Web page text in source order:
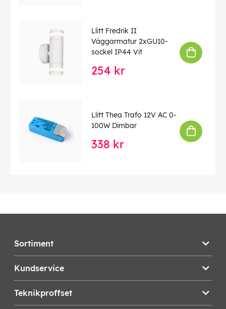
7330545500158
Llitt Fredrik II
Väggarmatur 2xGU10-
sockel IP44 Vit
254 kr
Llitt Thea Trafo 12V AC 0-
100W Dimbar
338 kr
Sortiment
Kundservice
Teknikproffset